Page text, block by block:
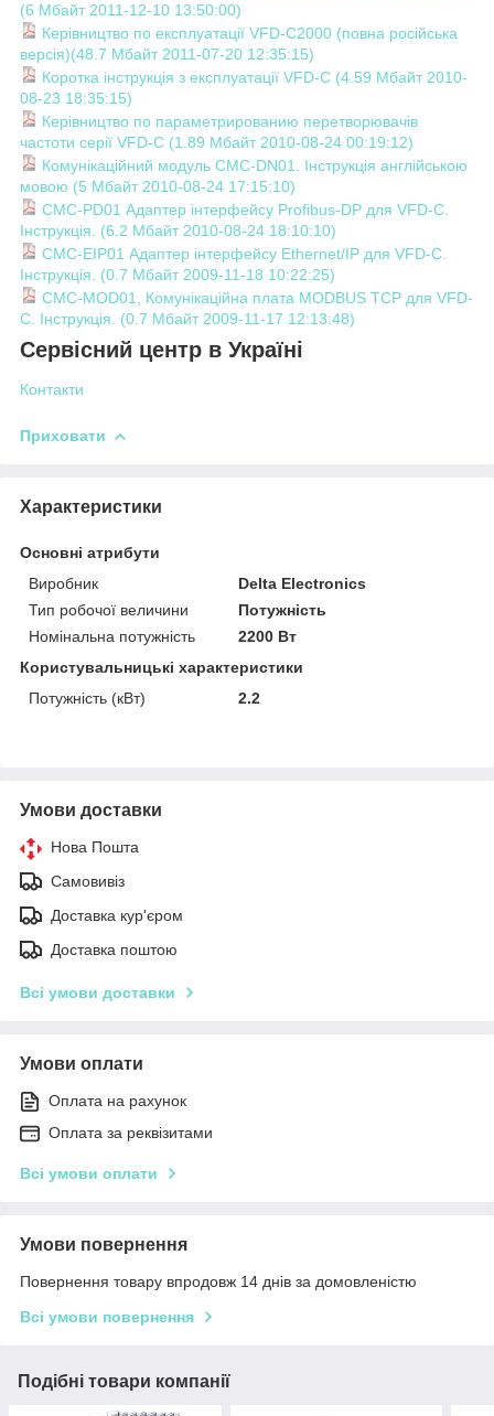
(6 Мбайт 2011-12-10 13:50:00)
Керівництво по експлуатації VFD-C2000 (повна російська
версія)(48.7 Мбайт 2011-07-20 12:35:15)
Коротка інструкція з експлуатації VFD-C (4.59 Мбайт 2010-
08-23 18:35:15)
Керівництво по параметрированию перетворювачів
частоти серії VFD-C (1.89 Мбайт 2010-08-24 00:19:12)
Комунікаційний модуль CMC-DN01. Інструкція англійською
мовою (5 Мбайт 2010-08-24 17:15:10)
CMC-PD01 Адаптер інтерфейсу Profibus-DP для VFD-C.
Інструкція. (6.2 Мбайт 2010-08-24 18:10:10)
CMC-EIP01 Адаптер інтерфейсу Ethernet/IP для VFD-C.
Інструкція. (0.7 Мбайт 2009-11-18 10:22:25)
CMC-MOD01, Комунікаційна плата MODBUS TCP для VFD-
C. Інструкція. (0.7 Мбайт 2009-11-17 12:13:48)
Сервісний центр в Україні
Контакти
Приховати
Характеристики
Основні атрибути
Виробник
Delta Electronics
Тип робочої величини
Потужність
Номінальна потужність
2200 Вт
Користувальницькі характеристики
Потужність (кВт)
2.2
Умови доставки
Нова Пошта
Самовивіз
Доставка кур'єром
Доставка поштою
Всі умови доставки
Умови оплати
Оплата на рахунок
Оплата за реквізитами
Всі умови оплати
Умови повернення
Повернення товару впродовж 14 днів за домовленістю
Всі умови повернення
Подібні товари компанії